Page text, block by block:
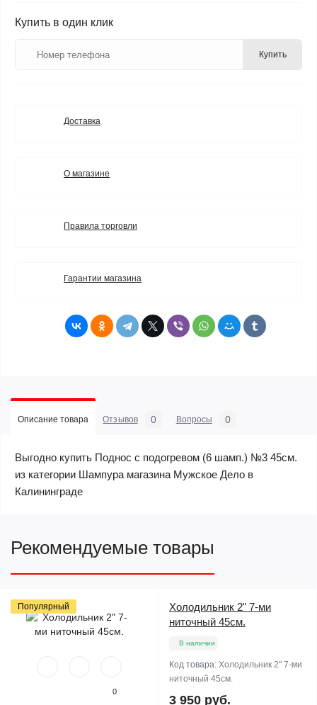
Купить в один клик
Купить
Доставка
О магазине
Правила торговли
Гарантии магазина
Описание товара Отзывов 0 Вопросы 0
Выгодно купить Поднос с подогревом (6 шамп.) №3 45см.
из категории Шампура магазина Мужское Дело в
Калининграде
Рекомендуемые товары
Популярный
0
Холодильник 2" 7-ми
ниточный 45см.
В наличии
Код товара: Холодильник 2" 7-ми
ниточный 45см.
3 950 руб.